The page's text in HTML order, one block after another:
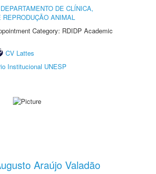
DEPARTAMENTO DE CLÍNICA,
REPRODUÇÃO ANIMAL
Category: RDIDP Academic
CV Lattes
Institucional UNESP
Araújo Valadão